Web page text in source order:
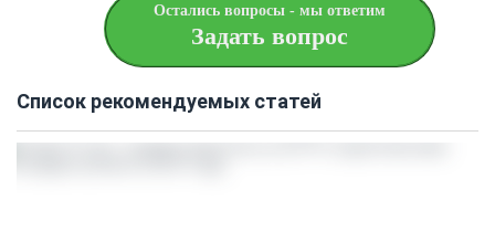
Остались вопросы - мы ответим
Задать вопрос
Список рекомендуемых статей